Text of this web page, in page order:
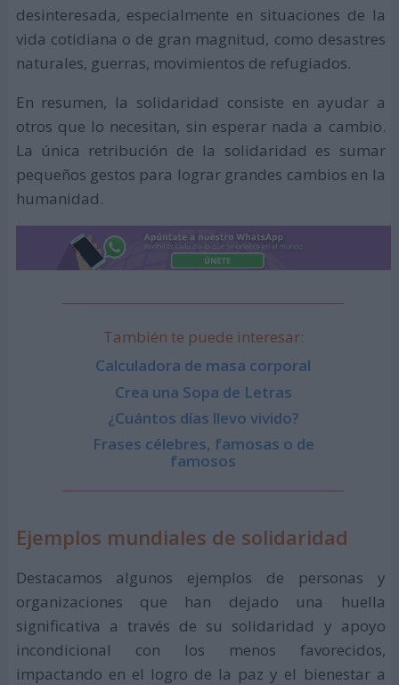
desinteresada, especialmente en situaciones de la
vida cotidiana o de gran magnitud, como desastres
naturales, guerras, movimientos de refugiados.
En resumen, la solidaridad consiste en ayudar a
otros que lo necesitan, sin esperar nada a cambio.
La única retribución de la solidaridad es sumar
pequeños gestos para lograr grandes cambios en la
humanidad.
También te puede interesar:
Calculadora de masa corporal
Crea una Sopa de Letras
¿Cuántos días llevo vivido?
Frases célebres, famosas o de
famosos
Ejemplos mundiales de solidaridad
Destacamos algunos ejemplos de personas y
organizaciones que han dejado una huella
significativa a través de su solidaridad y apoyo
incondicional con los menos favorecidos,
impactando en el logro de la paz y el bienestar a